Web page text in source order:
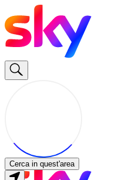
Cerca in quest'area